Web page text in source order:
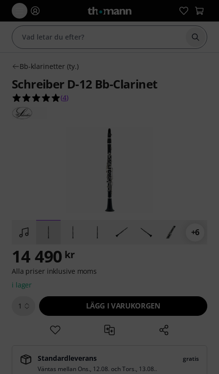
Börja
Bb-klarinetter (ty.)
Schreiber D-12 Bb-Clarinet
5.0 av 5 stjärnor från 4 kundbetyg
(4)
+6
14 490 kr
Alla priser inklusive moms
i lager
1 LÄGG I VARUKORGEN
Standardleverans
gratis
Väntas mellan Ons., 12.08. ochTors., 13.08..